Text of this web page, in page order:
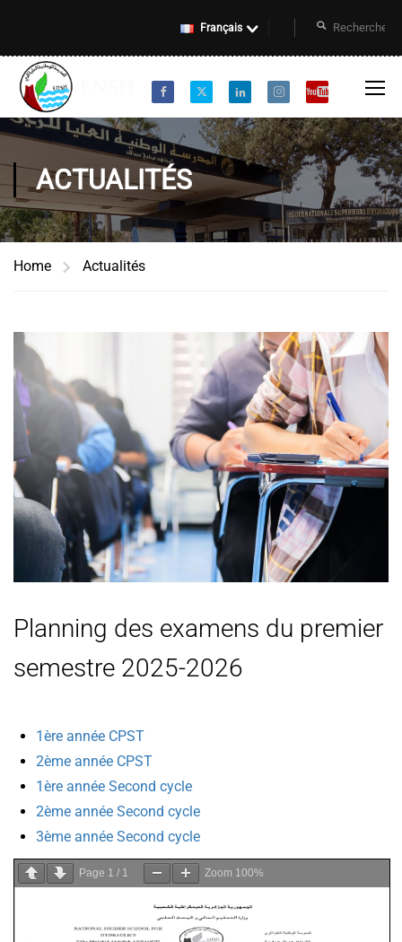
Français
ACTUALITÉS
Home Actualités
Planning des examens du premier
semestre 2025-2026
1ère année CPST
2ème année CPST
1ère année Second cycle
2ème année Second cycle
3ème année Second cycle
Page 1 / 1 Zoom 100%